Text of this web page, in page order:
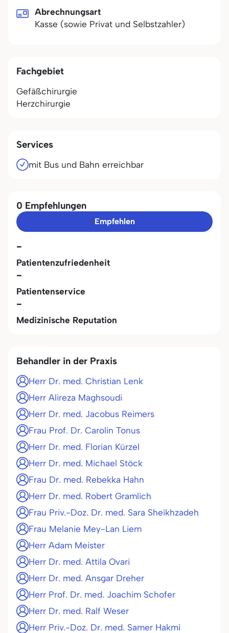
Abrechnungsart
Kasse (sowie Privat und Selbstzahler)
Fachgebiet
Gefäßchirurgie
Herzchirurgie
Services
mit Bus und Bahn erreichbar
0 Empfehlungen
Empfehlen
-
Patientenzufriedenheit
-
Patientenservice
-
Medizinische Reputation
Behandler in der Praxis
Herr Dr. med. Christian Lenk
Herr Alireza Maghsoudi
Herr Dr. med. Jacobus Reimers
Frau Prof. Dr. Carolin Tonus
Herr Dr. med. Florian Kürzel
Herr Dr. med. Michael Stöck
Frau Dr. med. Rebekka Hahn
Herr Dr. med. Robert Gramlich
Frau Priv.-Doz. Dr. med. Sara Sheikhzadeh
Frau Melanie Mey-Lan Liem
Herr Adam Meister
Herr Dr. med. Attila Ovari
Herr Dr. med. Ansgar Dreher
Herr Prof. Dr. med. Joachim Schofer
Herr Dr. med. Ralf Weser
Herr Priv.-Doz. Dr. med. Samer Hakmi